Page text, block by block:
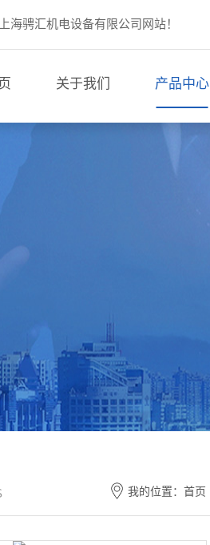
海骋汇机电设备有限公司网站！
关于我们 产品中心
我的位置： 首页